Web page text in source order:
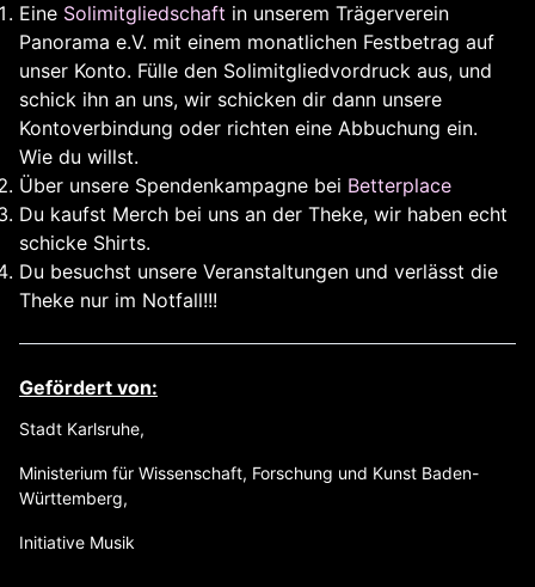
Eine Solimitgliedschaft in unserem Trägerverein
Panorama e.V. mit einem monatlichen Festbetrag auf
unser Konto. Fülle den Solimitgliedvordruck aus, und
schick ihn an uns, wir schicken dir dann unsere
Kontoverbindung oder richten eine Abbuchung ein.
Wie du willst.
Über unsere Spendenkampagne bei Betterplace
Du kaufst Merch bei uns an der Theke, wir haben echt
schicke Shirts.
Du besuchst unsere Veranstaltungen und verlässt die
Theke nur im Notfall!!!
Gefördert von:
Stadt Karlsruhe,
Ministerium für Wissenschaft, Forschung und Kunst Baden-
Württemberg,
Initiative Musik